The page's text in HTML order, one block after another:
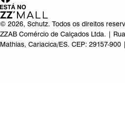
© 2026, Schutz. Todos os direitos
ZZAB Comércio de Calçados Ltda. |
Mathias, Cariacica/ES. CEP: 29157-